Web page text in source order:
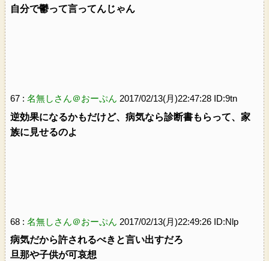
自分で鬱って言ってんじゃん
67 : 名無しさん＠おーぷん 2017/02/13(月)22:47:28 ID:9tn
逆効果になるかもだけど、病気なら診断書もらって、家
族に見せるのよ
68 : 名無しさん＠おーぷん 2017/02/13(月)22:49:26 ID:Nlp
病気だから許されるべきと言い出すだろ
旦那や子供が可哀想